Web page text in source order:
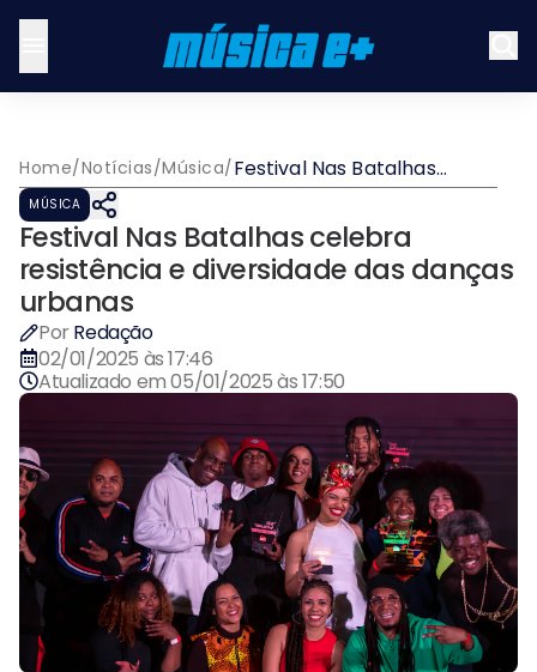
Home/Notícias/Música/Festival Nas Batalhas
celebra resistência e
urbanas
MÚSICA
Festival Nas Batalhas celebra
resistência e diversidade das danças
urbanas
Por Redação
02/01/2025 às 17:46
Atualizado em05/01/2025 às 17:50